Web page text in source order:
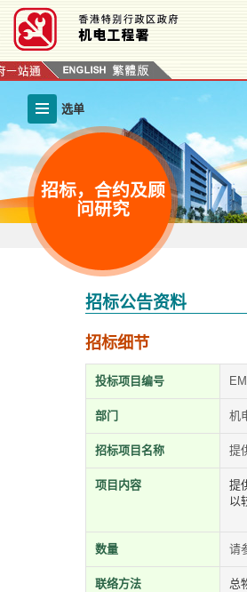
选单
招标，合约及顾
问研究
招标公告资料
招标细节
投标项目编号
部门 机
招标项目名称 提
项目内容
提
以
数量 请
联络方法
总